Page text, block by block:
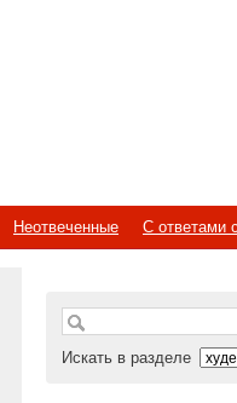
Неотвеченные
С ответами
Искать в разделе